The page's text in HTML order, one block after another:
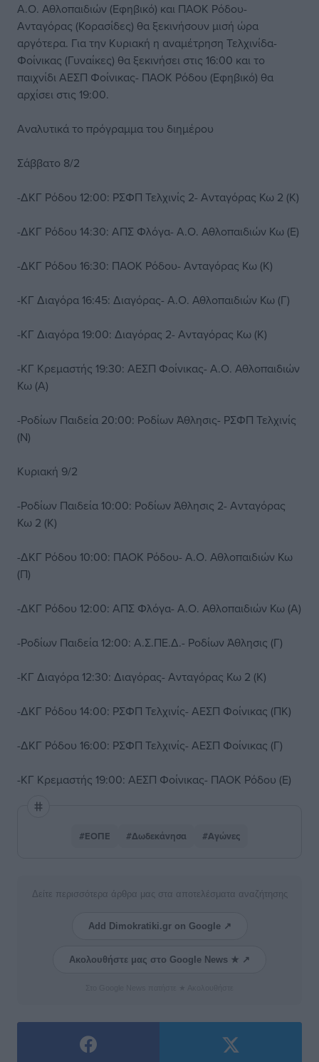
Α.Ο. Αθλοπαιδιών (Εφηβικό) και ΠΑΟΚ Ρόδου-
Ανταγόρας (Κορασίδες) θα ξεκινήσουν μισή ώρα
αργότερα. Για την Κυριακή η αναμέτρηση Τελχινίδα-
Φοίνικας (Γυναίκες) θα ξεκινήσει στις 16:00 και το
παιχνίδι ΑΕΣΠ Φοίνικας- ΠΑΟΚ Ρόδου (Εφηβικό) θα
αρχίσει στις 19:00.
Αναλυτικά το πρόγραμμα του διημέρου
Σάββατο 8/2
-ΔΚΓ Ρόδου 12:00: ΡΣΦΠ Τελχινίς 2- Ανταγόρας Κω 2 (Κ)
-ΔΚΓ Ρόδου 14:30: ΑΠΣ Φλόγα- Α.Ο. Αθλοπαιδιών Κω (Ε)
-ΔΚΓ Ρόδου 16:30: ΠΑΟΚ Ρόδου- Ανταγόρας Κω (Κ)
-ΚΓ Διαγόρα 16:45: Διαγόρας- Α.Ο. Αθλοπαιδιών Κω (Γ)
-ΚΓ Διαγόρα 19:00: Διαγόρας 2- Ανταγόρας Κω (Κ)
-ΚΓ Κρεμαστής 19:30: ΑΕΣΠ Φοίνικας- Α.Ο. Αθλοπαιδιών
Κω (Α)
-Ροδίων Παιδεία 20:00: Ροδίων Άθλησις- ΡΣΦΠ Τελχινίς
(Ν)
Κυριακή 9/2
-Ροδίων Παιδεία 10:00: Ροδίων Άθλησις 2- Ανταγόρας
Κω 2 (Κ)
-ΔΚΓ Ρόδου 10:00: ΠΑΟΚ Ρόδου- Α.Ο. Αθλοπαιδιών Κω
(Π)
-ΔΚΓ Ρόδου 12:00: ΑΠΣ Φλόγα- Α.Ο. Αθλοπαιδιών Κω (Α)
-Ροδίων Παιδεία 12:00: Α.Σ.ΠΕ.Δ.- Ροδίων Άθλησις (Γ)
-ΚΓ Διαγόρα 12:30: Διαγόρας- Ανταγόρας Κω 2 (Κ)
-ΔΚΓ Ρόδου 14:00: ΡΣΦΠ Τελχινίς- ΑΕΣΠ Φοίνικας (ΠΚ)
-ΔΚΓ Ρόδου 16:00: ΡΣΦΠ Τελχινίς- ΑΕΣΠ Φοίνικας (Γ)
-ΚΓ Κρεμαστής 19:00: ΑΕΣΠ Φοίνικας- ΠΑΟΚ Ρόδου (Ε)
#ΕΟΠΕ #Δωδεκάνησα #Αγώνες
Δείτε περισσότερα άρθρα μας στα αποτελέσματα αναζήτησης
Add Dimokratiki.gr on Google ↗
Ακολουθήστε μας στο Google News ★ ↗